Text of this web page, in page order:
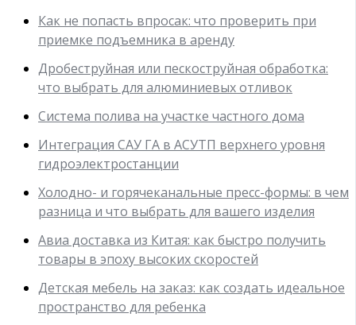
Как не попасть впросак: что проверить при
приемке подъемника в аренду
Дробеструйная или пескоструйная обработка:
что выбрать для алюминиевых отливок
Система полива на участке частного дома
Интеграция САУ ГА в АСУТП верхнего уровня
гидроэлектростанции
Холодно- и горячеканальные пресс-формы: в чем
разница и что выбрать для вашего изделия
Авиа доставка из Китая: как быстро получить
товары в эпоху высоких скоростей
Детская мебель на заказ: как создать идеальное
пространство для ребенка